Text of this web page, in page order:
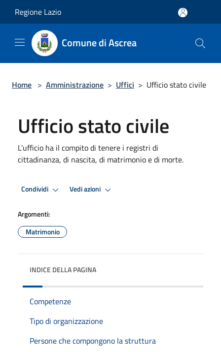
Regione Lazio
Comune di Ascrea
Home > Amministrazione > Uffici > Ufficio stato civile
Ufficio stato civile
L’ufficio ha il compito di tenere i registri di
cittadinanza, di nascita, di matrimonio e di morte.
Condividi Vedi azioni
Argomenti:
Matrimonio
INDICE DELLA PAGINA
Competenze
Tipo di organizzazione
Persone che compongono la struttura